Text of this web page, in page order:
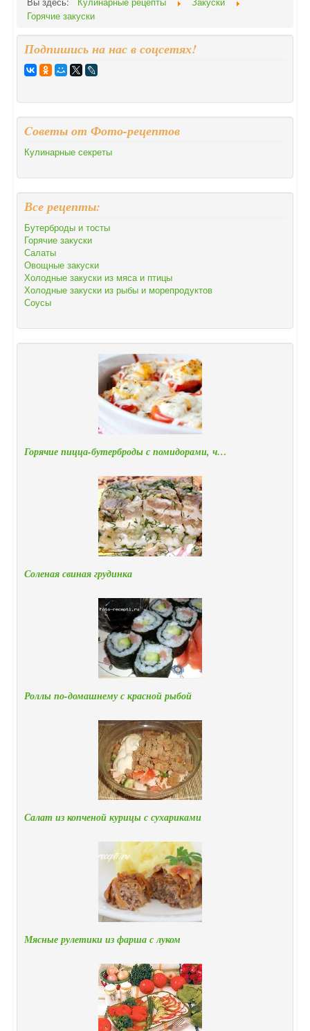
Горячие закуски
Подпишись на нас в соцсетях!
Cоветы от Фото-рецептов
Кулинарные секреты
Все рецепты:
Бутерброды и тосты
Горячие закуски
Салаты
Овощные закуски
Холодные закуски из мяса и птицы
Холодные закуски из рыбы и морепродуктов
Соусы
Горячие пицца-бутерброды с помидорами, ч…
Соленая свиная грудинка
Роллы по-домашнему с красной рыбой
Салат из копченой курицы с сухариками
Мясные рулетики из фарша с луком